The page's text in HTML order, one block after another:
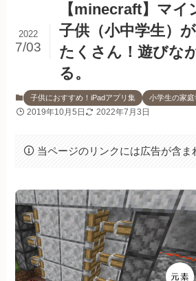
【minecraft】マ
子供（小中学生）
たくさん！遊びな
る。
2022
7/03
子供におすすめ！iPadアプリ集 小学生の家庭
2019年10月5日 2022年7月3日
当ページのリンクには広告が含ま